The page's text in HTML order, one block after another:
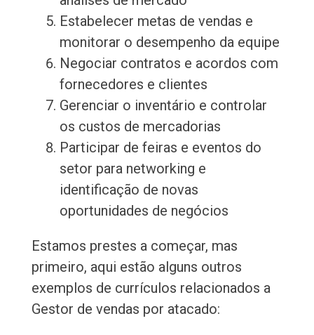
Estabelecer metas de vendas e
monitorar o desempenho da equipe
Negociar contratos e acordos com
fornecedores e clientes
Gerenciar o inventário e controlar
os custos de mercadorias
Participar de feiras e eventos do
setor para networking e
identificação de novas
oportunidades de negócios
Estamos prestes a começar, mas
primeiro, aqui estão alguns outros
exemplos de currículos relacionados a
Gestor de vendas por atacado: